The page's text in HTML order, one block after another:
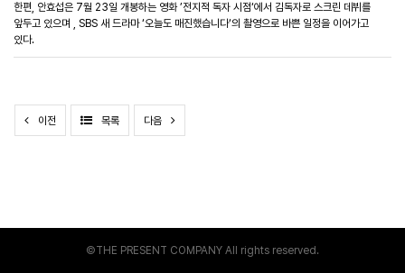
한편 안효섭은 7월 23일 개봉하는 영화’전지적 독자 시점‘에서 김독자로 스크린 데뷔를
앞두고 있으며 , SBS 새 드라마‘오늘도 매진했습니다‘의 촬영으로 바쁜 일정을 이어가고
있다.
이전 목록 다음
©THE PRESENT COMPANY All rights reserved.